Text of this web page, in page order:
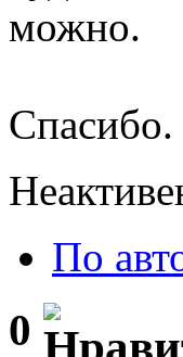
можно.
Спасибо.
По
0